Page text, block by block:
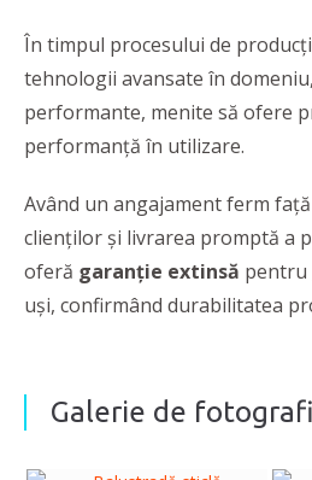
În timpul procesului de
tehnologii avansate în
performante, menite să ofere
performanță în utilizare.
Având un angajament ferm
clienților și livrarea promptă a
oferă garanție extinsă pentru
uși, confirmând durabilitatea
Galerie de